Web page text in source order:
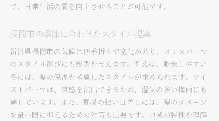
で、日常生活の質を向上させることが可能です。
長岡市の季節に合わせたスタイル提案
新潟県長岡市の気候は四季折々で変化があり、メンズパーマ
のスタイル選びにも影響を与えます。例えば、乾燥しやすい
冬には、髪の保湿を考慮したスタイルが求められます。ツイ
ストパーマは、束感を演出できるため、湿気の多い梅雨にも
適しています。また、夏場の強い日差しには、髪のダメージ
を最小限に抑えるための対策も重要です。地域の特性を理解